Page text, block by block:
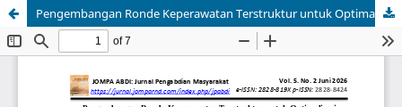
Pengembangan Ronde Keperawatan Terstruktur untuk Optimalisasi Patient Safety di RSU PKU Muhammadiyah Delanggu